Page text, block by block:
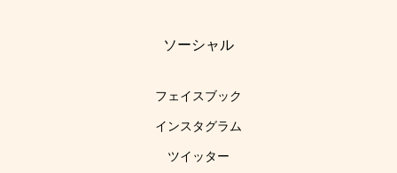
ソーシャル
フェイスブック
インスタグラム
ツイッター